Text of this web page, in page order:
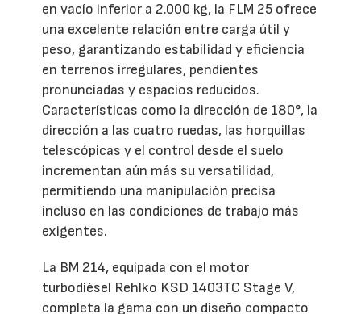
en vacío inferior a 2.000 kg, la FLM 25 ofrece
una excelente relación entre carga útil y
peso, garantizando estabilidad y eficiencia
en terrenos irregulares, pendientes
pronunciadas y espacios reducidos.
Características como la dirección de 180°, la
dirección a las cuatro ruedas, las horquillas
telescópicas y el control desde el suelo
incrementan aún más su versatilidad,
permitiendo una manipulación precisa
incluso en las condiciones de trabajo más
exigentes.
La BM 214, equipada con el motor
turbodiésel Rehlko KSD 1403TC Stage V,
completa la gama con un diseño compacto